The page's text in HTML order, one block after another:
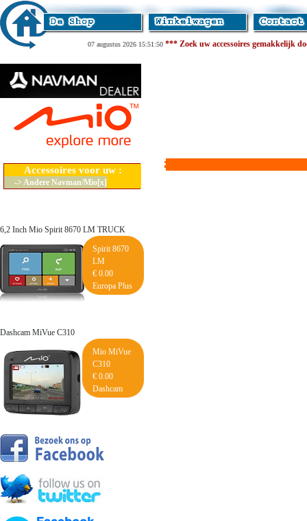
07 augustus 2026 15:51:50 *** Zoek uw accessoires gemakkelijk
Accessoires voor uw :
-> Andere Navman/Mio[x]
6,2 Inch Mio Spirit 8670 LM TRUCK
Spirit 8670
LM
€ 0.00
Europa Plus
Dashcam MiVue C310
Mio MiVue
C310
€ 0.00
Dashcam